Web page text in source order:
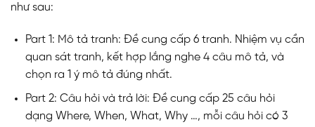
như sau:
Part 1: Mô tả tranh: Đề cung cấp 6 tranh. Nhiệm vụ cần
quan sát tranh, kết hợp lắng nghe 4 câu mô tả, và
chọn ra 1 ý mô tả đúng nhất.
Part 2: Câu hỏi và trả lời: Đề cung cấp 25 câu hỏi
dạng Where, When, What, Why …, mỗi câu hỏi có 3